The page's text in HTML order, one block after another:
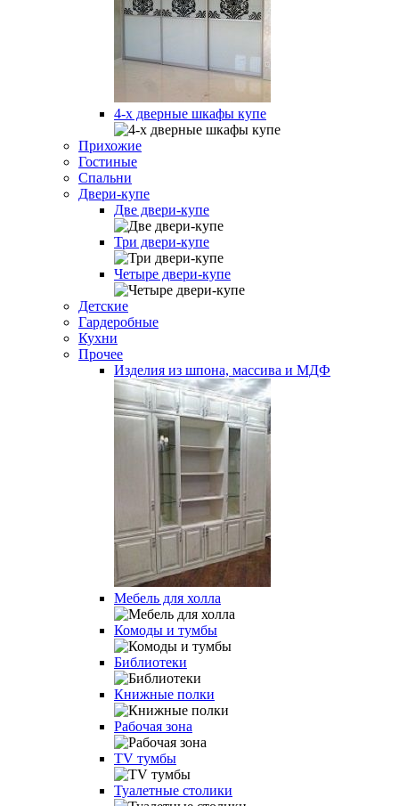
4-х дверные шкафы купе
Прихожие
Гостиные
Спальни
Двери-купе
Две двери-купе
Три двери-купе
Четыре двери-купе
Детские
Гардеробные
Кухни
Прочее
Изделия из шпона, массива и МДФ
Мебель для холла
Комоды и тумбы
Библиотеки
Книжные полки
Рабочая зона
TV тумбы
Туалетные столики